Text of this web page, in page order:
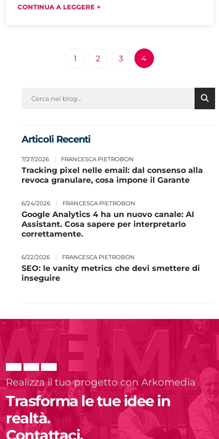
CONTINUA A LEGGERE +
1 2 3 4
Articoli Recenti
7/27/2026 | FRANCESCA PIETROBON
Tracking pixel nelle email: dal consenso alla
revoca granulare, cosa impone il Garante
6/24/2026 | FRANCESCA PIETROBON
Google Analytics 4 ha un nuovo canale: AI
Assistant. Cosa sapere per interpretarlo
correttamente.
6/22/2026 | FRANCESCA PIETROBON
SEO: le vanity metrics che devi smettere di
inseguire
Realizza il tuo progetto con Arkomedia
Trasforma le tue idee in
realtà.
Contattaci.